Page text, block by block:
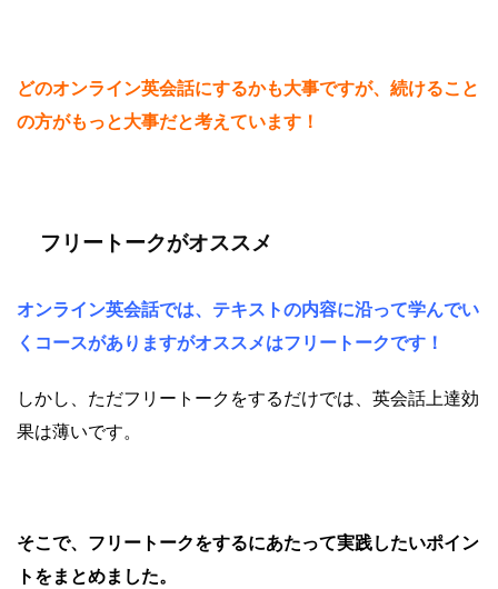
どのオンライン英会話にするかも大事ですが、続けること
の方がもっと大事だと考えています！
フリートークがオススメ
オンライン英会話では、テキストの内容に沿って学んでい
くコースがありますがオススメはフリートークです！
しかし、ただフリートークをするだけでは、英会話上達効
果は薄いです。
そこで、フリートークをするにあたって実践したいポイン
トをまとめました。